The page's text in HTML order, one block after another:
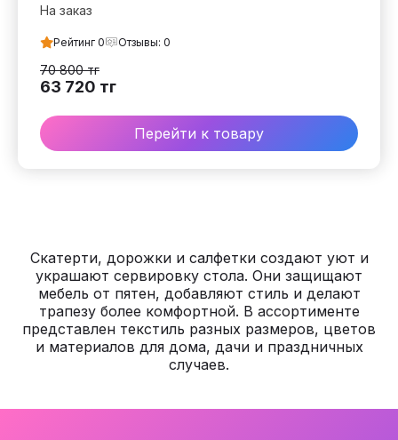
На заказ
Рейтинг 0 Отзывы: 0
70 800тг
63 720 тг
Перейти к товару
Скатерти, дорожки и салфетки создают уют и
украшают сервировку стола. Они защищают
мебель от пятен, добавляют стиль и делают
трапезу более комфортной. В ассортименте
представлен текстиль разных размеров, цветов
и материалов для дома, дачи и праздничных
случаев.